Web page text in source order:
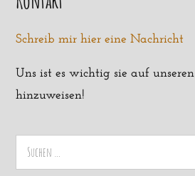
Schreib mir hier eine Nachricht
Uns ist es wichtig sie auf unseren
hinzuweisen!
Suchen
nach: